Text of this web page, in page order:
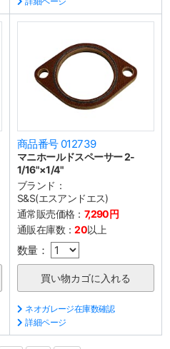
商品番号 012739
マニホールドスペーサー 2-
1/16"×1/4"
ブランド：
S&S(エスアンドエス)
通常販売価格： 7,290円
通販在庫数：20以上
数量：
ネオガレージ在庫数確認
詳細ページ